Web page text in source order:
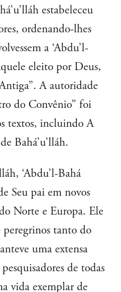
estabeleceu
ordenando-lhes
a ‘Abdu’l-
eleito por Deus,
A autoridade
do Convênio” foi
textos, incluindo A
Bahá’u’lláh.
‘Abdu’l-Bahá
Seu pai em novos
Norte e Europa. Ele
tanto do
uma extensa
de todas
vida exemplar de